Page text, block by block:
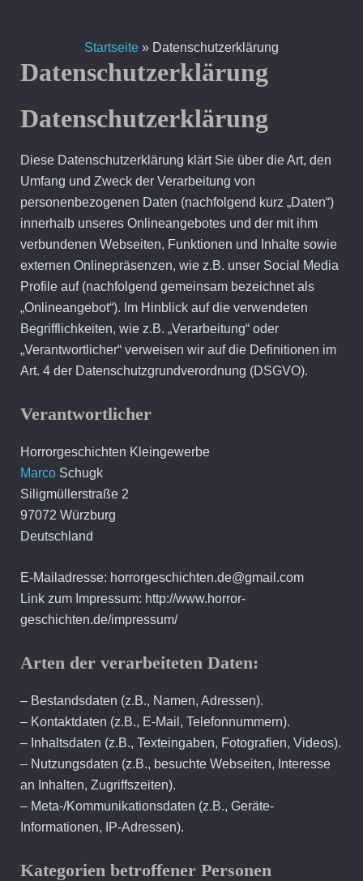
Startseite » Datenschutzerklärung
Datenschutzerklärung
Datenschutzerklärung
Diese Datenschutzerklärung klärt Sie über die Art, den
Umfang und Zweck der Verarbeitung von
personenbezogenen Daten (nachfolgend kurz „Daten“)
innerhalb unseres Onlineangebotes und der mit ihm
verbundenen Webseiten, Funktionen und Inhalte sowie
externen Onlinepräsenzen, wie z.B. unser Social Media
Profile auf (nachfolgend gemeinsam bezeichnet als
„Onlineangebot“). Im Hinblick auf die verwendeten
Begrifflichkeiten, wie z.B. „Verarbeitung“ oder
„Verantwortlicher“ verweisen wir auf die Definitionen im
Art. 4 der Datenschutzgrundverordnung (DSGVO).
Verantwortlicher
Horrorgeschichten Kleingewerbe
MarcoSchugk
Siligmüllerstraße 2
97072 Würzburg
Deutschland
E-Mailadresse: horrorgeschichten.de@gmail.com
Link zum Impressum: http://www.horror-
geschichten.de/impressum/
Arten der verarbeiteten Daten:
– Bestandsdaten (z.B., Namen, Adressen).
– Kontaktdaten (z.B., E-Mail, Telefonnummern).
– Inhaltsdaten (z.B., Texteingaben, Fotografien, Videos).
– Nutzungsdaten (z.B., besuchte Webseiten, Interesse
an Inhalten, Zugriffszeiten).
– Meta-/Kommunikationsdaten (z.B., Geräte-
Informationen, IP-Adressen).
Kategorien betroffener Personen